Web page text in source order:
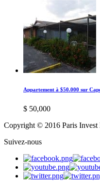
Appartement à $50.000 sur
$ 50,000
Copyright © 2016 Paris Invest
Suivez-nous